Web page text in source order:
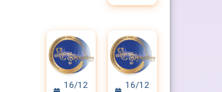
16/12
16/12